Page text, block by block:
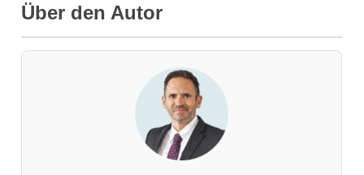
Über den Autor